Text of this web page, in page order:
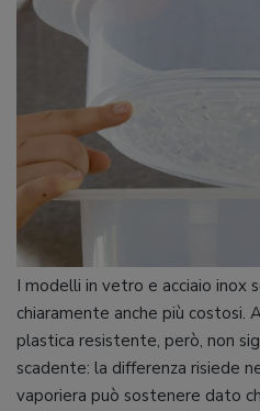
I modelli in vetro e acciaio inox
chiaramente anche più costosi.
plastica resistente, però, non
scadente: la differenza risiede
vaporiera può sostenere dato